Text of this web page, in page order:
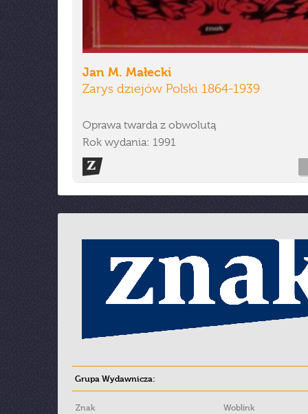
Jan M. Małecki
Zarys dziejów Polski 1864-1939
Oprawa twarda z obwolutą
Rok wydania: 1991
Grupa Wydawnicza:
Znak
Woblink